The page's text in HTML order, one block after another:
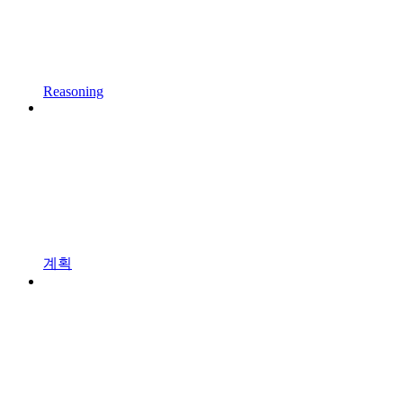
Reasoning
계획